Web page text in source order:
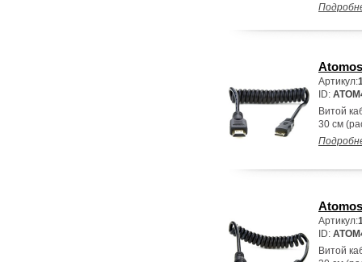
Артикул:
ID:
Витой
30 см
Артикул:
ID:
Витой